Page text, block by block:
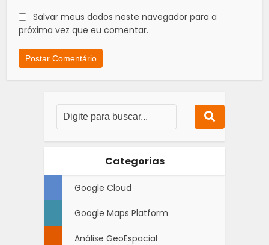
Salvar meus dados neste navegador para a
próxima vez que eu comentar.
Categorias
Google Cloud
Google Maps Platform
Análise GeoEspacial